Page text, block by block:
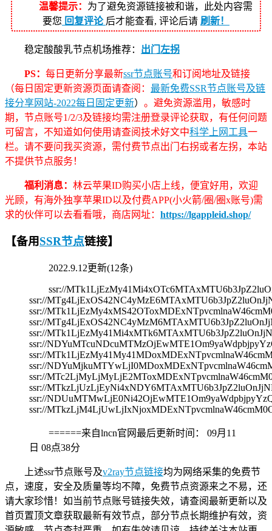
温馨提示： 为了避免资源链接被和谐，此处内容需
要您 回复评论 后才能查看, 评论后请 刷新！
稳定酸酸乳节点机场推荐： 出门左拐
PS： 每日更新分享最新ssr节点账号和订阅地址及链接
（每日固定更新资源页面请查阅： 最新免费SSR节点账号及链
接分享网站-2022每日固定更新） 。避免资源滥用，敏感时
期，节点账号1/2/3及链接均需注册登录评论获取，有任何问题
可留言，不知道如何使用请查阅技术好文中科学上网工具一
栏。请不要问我买资源，需付费节点出门右拐或者左拐，本站
不提供节点服务！
福利消息： 林云苹果ID购买小店上线，便宜好用，欢迎
光顾，有海外独享苹果ID以及付费APP(小火箭/圈/圈x账号)需
求的伙伴可以去看看哦，商店网址： https://lgappleid.shop/
【备用SSR节点链接】
2022.9.12更新(12条)
ssr://
ssr://
ssr://
ssr://
ssr://
ssr://
ssr://
ssr://
ssr://
ssr://
ssr://
ssr://
======来自lncn官网最后更新时间： 09月11
日 08点38分
上述ssr节点账号及v2ray节点链接均为网络采集的免费节
点，速度，安全及质量等均不障，免费节点资源来之不易，还
请大家珍惜！如当前节点账号链接失效，请查阅最新更新以及
首页置顶文章获取最新有效节点，部分节点长期维护有效，资